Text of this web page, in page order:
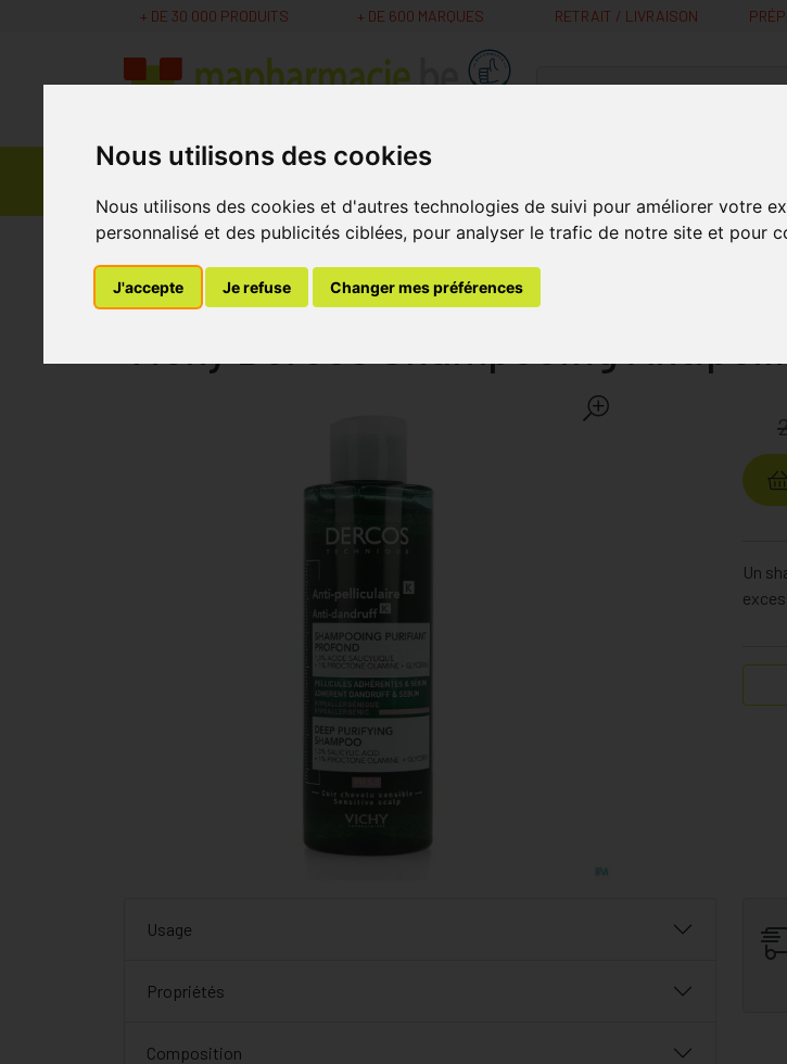
Nous utilisons des cookies
Nous utilisons des cookies et d'autres technologies de suivi pour améliorer votre
personnalisé et des publicités ciblées, pour analyser le trafic de notre site et pour
J'accepte Je refuse Changer mes préférences
+ DE 30 000 PRODUITS + DE 600 MARQUES RETRAIT / LIVRAISON
MaPharmacie.be ma santé, mes
Parapharmacie -
MaPharmacie.be Parapharmacie - Cosmétiques Soin du Cuir Chevelu et des Cheveux
Vichy Dercos Shampooing Antipelliculaire K 250ml
Un
Usage
Propriétés
Composition